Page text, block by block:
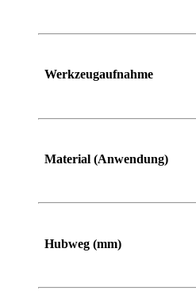
Werkzeugaufnahme
Material (Anwendung)
Hubweg (mm)